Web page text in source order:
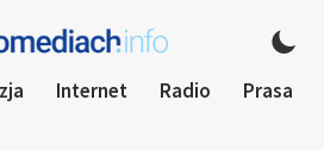
Internet Radio Prasa